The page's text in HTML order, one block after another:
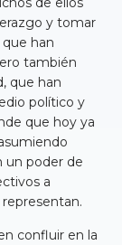
y tomar
han
también
que han
político y
que hoy ya
un poder de
a
confluir en la